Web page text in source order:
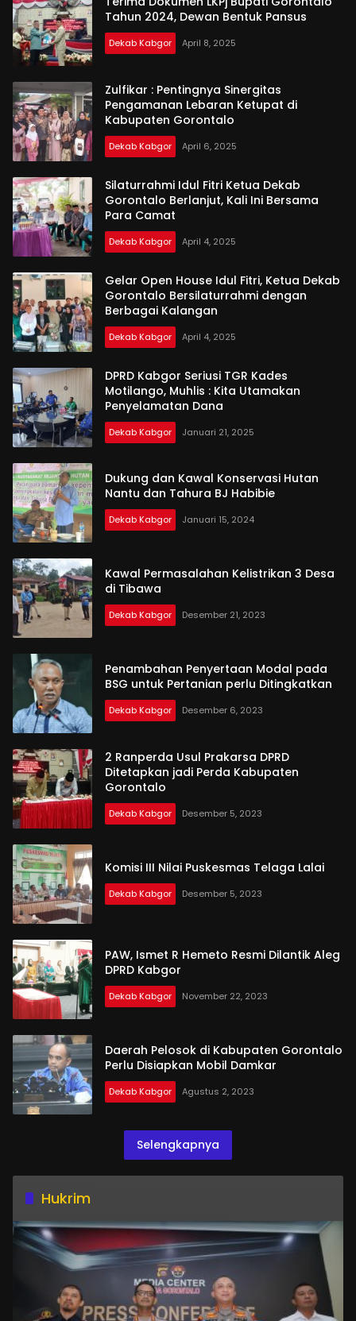
Tahun 2024, Dewan Bentuk Pansus
Dekab Kabgor April 8, 2025
Zulfikar : Pentingnya Sinergitas
Pengamanan Lebaran Ketupat di
Kabupaten Gorontalo
Dekab Kabgor April 6, 2025
Silaturrahmi Idul Fitri Ketua Dekab
Gorontalo Berlanjut, Kali Ini Bersama
Para Camat
Dekab Kabgor April 4, 2025
Gelar Open House Idul Fitri, Ketua Dekab
Gorontalo Bersilaturrahmi dengan
Berbagai Kalangan
Dekab Kabgor April 4, 2025
DPRD Kabgor Seriusi TGR Kades
Motilango, Muhlis : Kita Utamakan
Penyelamatan Dana
Dekab Kabgor Januari 21, 2025
Dukung dan Kawal Konservasi Hutan
Nantu dan Tahura BJ Habibie
Dekab Kabgor Januari 15, 2024
Kawal Permasalahan Kelistrikan 3 Desa
di Tibawa
Dekab Kabgor Desember 21, 2023
Penambahan Penyertaan Modal pada
BSG untuk Pertanian perlu Ditingkatkan
Dekab Kabgor Desember 6, 2023
2 Ranperda Usul Prakarsa DPRD
Ditetapkan jadi Perda Kabupaten
Gorontalo
Dekab Kabgor Desember 5, 2023
Komisi III Nilai Puskesmas Telaga Lalai
Dekab Kabgor Desember 5, 2023
PAW, Ismet R Hemeto Resmi Dilantik Aleg
DPRD Kabgor
Dekab Kabgor November 22, 2023
Daerah Pelosok di Kabupaten Gorontalo
Perlu Disiapkan Mobil Damkar
Dekab Kabgor Agustus 2, 2023
Selengkapnya
Hukrim